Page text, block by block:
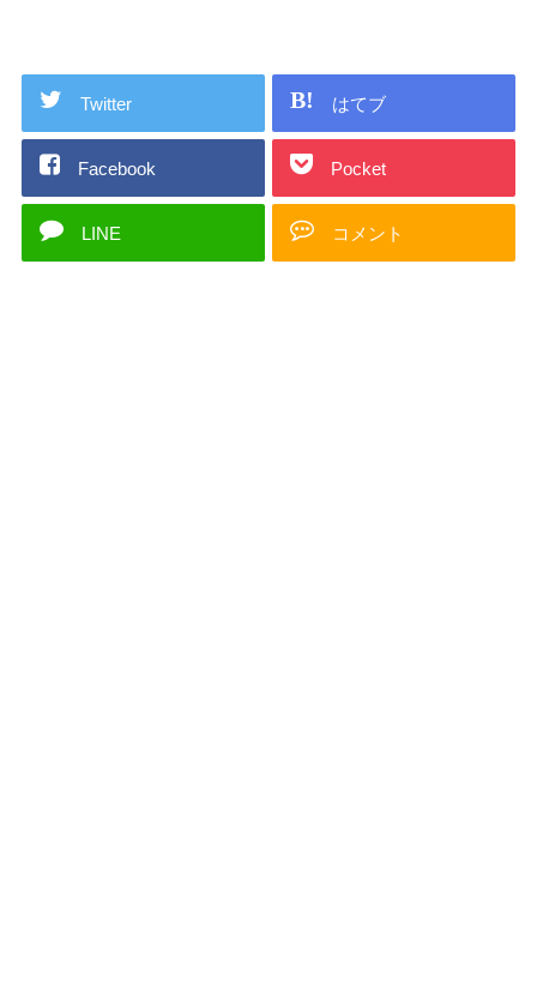
Twitter はてブ
Facebook Pocket
LINE コメント